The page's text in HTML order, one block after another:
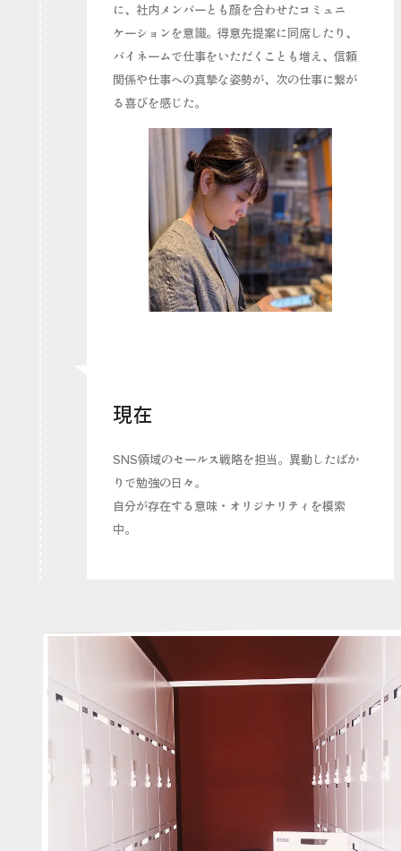
に、社内メンバーとも顔を合わせたコミュニ
ケーションを意識。得意先提案に同席したり、
バイネームで仕事をいただくことも増え、信頼
関係や仕事への真摯な姿勢が、次の仕事に繋が
る喜びを感じた。
現在
SNS領域のセールス戦略を担当。異動したばか
りで勉強の日々。
自分が存在する意味・オリジナリティを模索
中。